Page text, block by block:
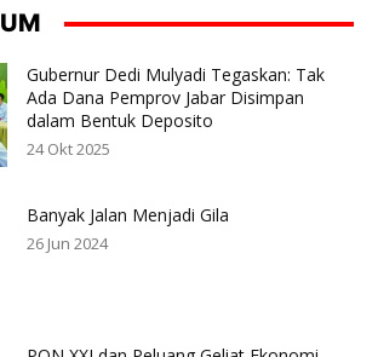
Gubernur Dedi Mulyadi Tegaskan: Tak
Ada Dana Pemprov Jabar Disimpan
dalam Bentuk Deposito
24 Okt 2025
Banyak Jalan Menjadi Gila
26 Jun 2024